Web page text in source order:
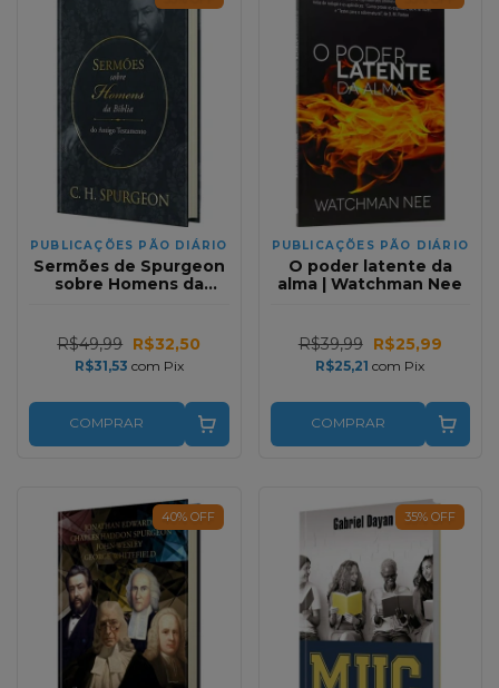
PUBLICAÇÕES PÃO DIÁRIO
Sermões de Spurgeon
sobre Homens da
dura
R$49,99 R$32,50
R$31,53 com Pix
COMPRAR
PUBLICAÇÕES PÃO DIÁRIO
O poder latente da
alma | Watchman Nee
R$39,99 R$25,99
R$25,21com Pix
COMPRAR
40% OFF 35% OFF